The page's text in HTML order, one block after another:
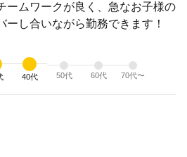
ームワークが良く、急なお子様の
ーし合いながら勤務できます！
40代 50代 60代 70代〜